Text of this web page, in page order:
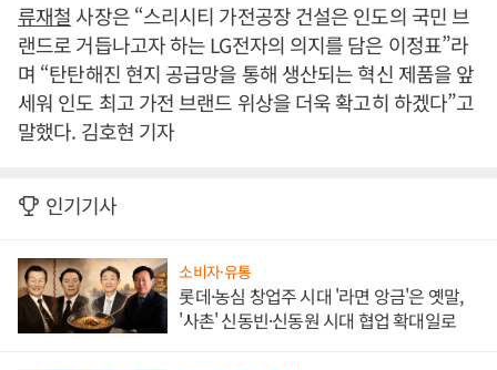
류재철 사장은 “스리시티 가전공장 건설은 인도의 국민 브
랜드로 거듭나고자 하는 LG전자의 의지를 담은 이정표”라
며 “탄탄해진 현지 공급망을 통해 생산되는 혁신 제품을 앞
세워 인도 최고 가전 브랜드 위상을 더욱 확고히 하겠다”고
말했다. 김호현 기자
인기기사
소비자·유통
롯데·농심 창업주 시대 '라면 앙금'은 옛말,
'사촌' 신동빈·신동원 시대 협업 확대일로